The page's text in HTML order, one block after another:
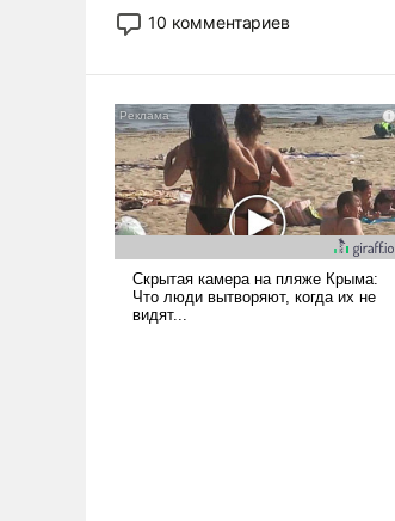
постепенно вытесняя и
отменяя традиционное
ударами судьбы, брать на себя
ответственность, помогать
слабым, идти вперед и
адаптироваться.
10 комментариев